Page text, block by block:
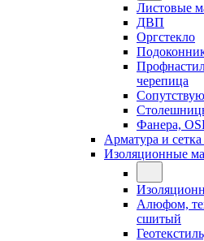
Листовые
ДВП
Оргстекло
черепица
Фанера,
Арматура и
Изоляционные
Алюфом,
сшитый